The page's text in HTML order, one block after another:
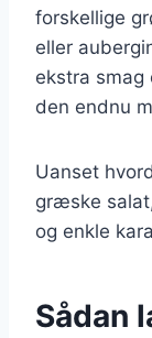
forskellige
eller
ekstra smag
den endnu
Uanset
græske
og enkle
Sådan